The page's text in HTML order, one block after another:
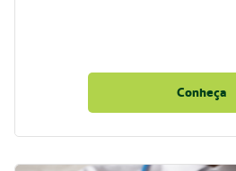
Conheça